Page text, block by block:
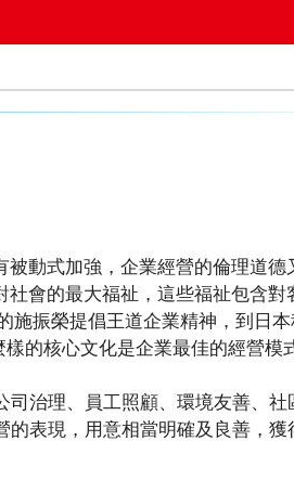
動式加強，企業經營的倫理道德
會的最大福祉，這些福祉包含對
施振榮提倡王道企業精神，到日
的核心文化是企業最佳的經營模
司治理、員工照顧、環境友善、社
表現，用意相當明確及良善，獲